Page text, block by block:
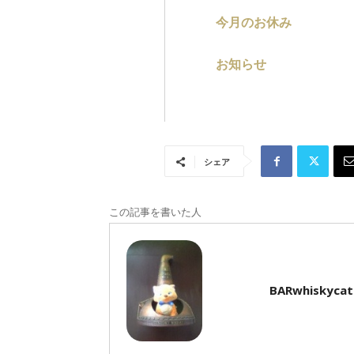
今月のお休み
お知らせ
シェア
この記事を書いた人